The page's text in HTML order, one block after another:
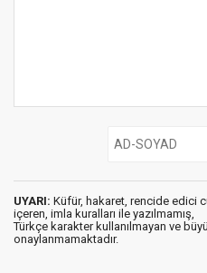
UYARI: Küfür, hakaret, rencide edici
içeren, imla kuralları ile yazılmamış,
Türkçe karakter kullanılmayan ve
onaylanmamaktadır.